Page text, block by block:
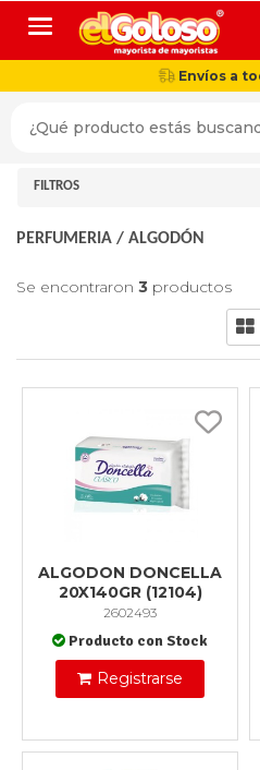
Toggle navigation
Envíos a
FILTROS
PERFUMERIA / ALGODÓN
Se encontraron 3 productos
ALGODON DONCELLA
20X140GR (12104)
2602493
Producto con Stock
Registrarse